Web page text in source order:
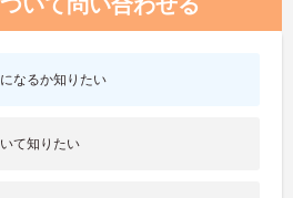
なるか知りたい
て知りたい